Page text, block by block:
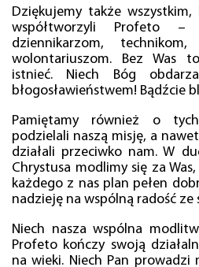
Dziękujemy także
współtworzyli Profeto –
dziennikarzom,
wolontariuszom. Bez Was
istnieć. Niech Bóg
błogosławieństwem! Bądźcie
Pamiętamy również o
podzielali naszą misję, a
działali przeciwko nam. W
Chrystusa modlimy się za
każdego z nas plan pełen
nadzieję na wspólną radość ze
Niech nasza wspólna
Profeto kończy swoją
na wieki. Niech Pan prowadzi